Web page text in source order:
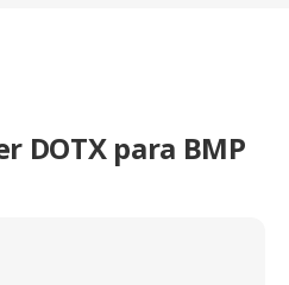
DOTX para BMP